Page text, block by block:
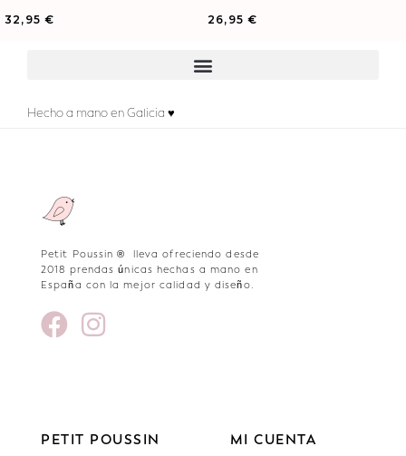
32,95€ 26,95€
Hecho a mano en Galicia ♥
Petit Poussin ® lleva ofreciendo desde
2018 prendas únicas hechas a mano en
España con la mejor calidad y diseño.
PETIT POUSSIN MI CUENTA